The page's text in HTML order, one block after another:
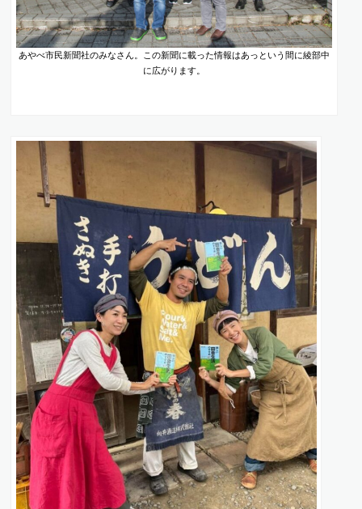
あやべ市民新聞社のみなさん。この新聞に載った情報はあっという間に綾部中
に広がります。